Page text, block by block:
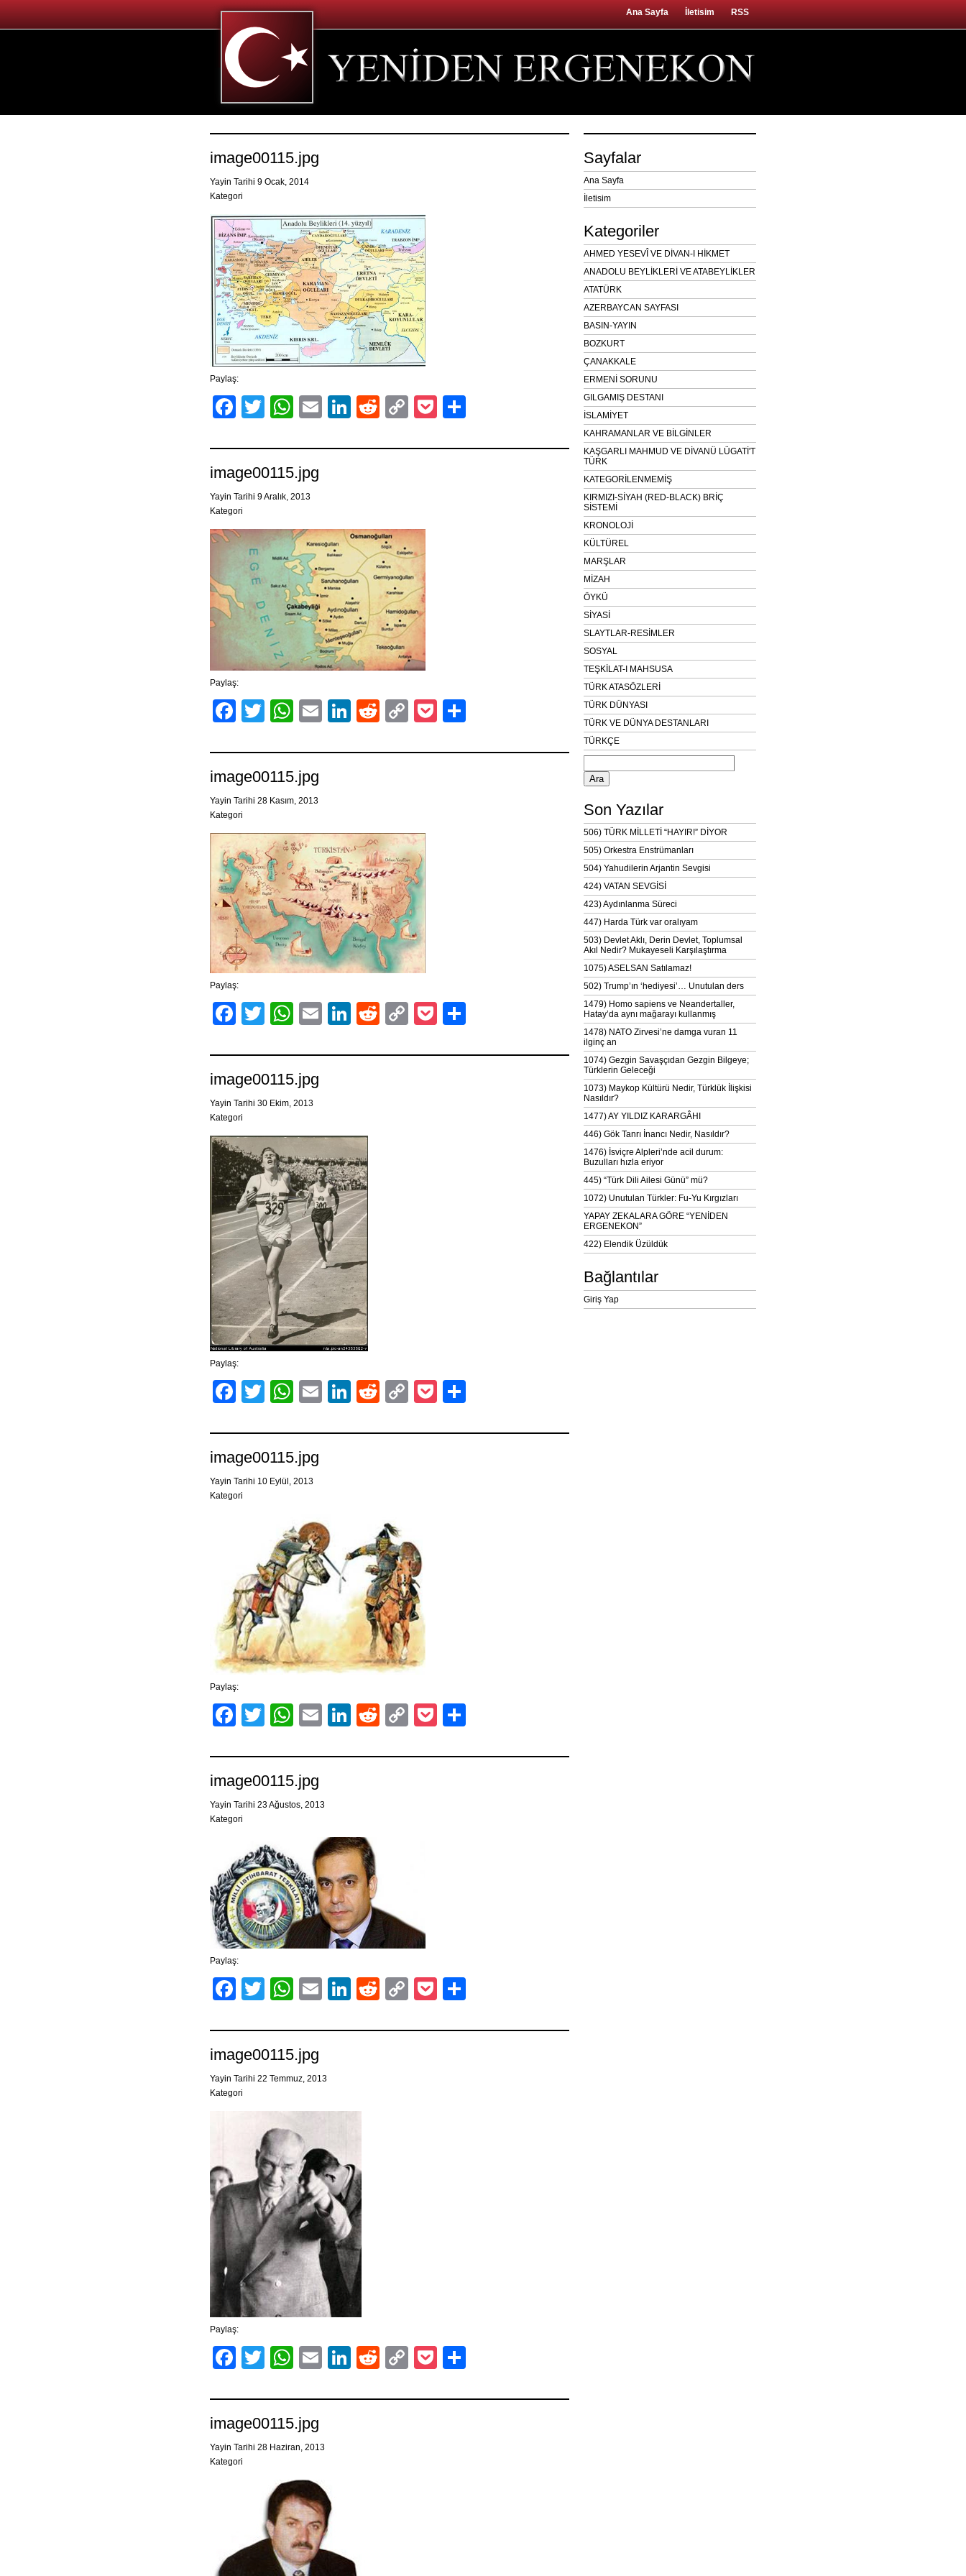
Ana Sayfa İletisim RSS
image00115.jpg
Yayin Tarihi 9 Ocak, 2014
Kategori
Paylaş:
Facebook
TwitterWhatsApp
EmailLinkedIn
RedditCopyPocket
image00115.jpg
Yayin Tarihi 9 Aralık, 2013
Kategori
Paylaş:
Facebook
TwitterWhatsApp
EmailLinkedIn
RedditCopyPocket
image00115.jpg
Yayin Tarihi 28 Kasım, 2013
Kategori
Paylaş:
Facebook
TwitterWhatsApp
EmailLinkedIn
RedditCopyPocket
image00115.jpg
Yayin Tarihi 30 Ekim, 2013
Kategori
Paylaş:
Facebook
TwitterWhatsApp
EmailLinkedIn
RedditCopyPocket
image00115.jpg
Yayin Tarihi 10 Eylül, 2013
Kategori
Paylaş:
Facebook
TwitterWhatsApp
EmailLinkedIn
RedditCopyPocket
image00115.jpg
Yayin Tarihi 23 Ağustos, 2013
Kategori
Paylaş:
Facebook
TwitterWhatsApp
EmailLinkedIn
RedditCopyPocket
image00115.jpg
Yayin Tarihi 22 Temmuz, 2013
Kategori
Paylaş:
Facebook
TwitterWhatsApp
EmailLinkedIn
RedditCopyPocket
image00115.jpg
Yayin Tarihi 28 Haziran, 2013
Kategori
Sayfalar
Ana Sayfa
İletisim
Kategoriler
AHMED YESEVÎ VE DİVAN-I HİKMET
ANADOLU BEYLİKLERİ VE ATABEYLİKLER
ATATÜRK
AZERBAYCAN SAYFASI
BASIN-YAYIN
BOZKURT
ÇANAKKALE
ERMENİ SORUNU
GILGAMIŞ DESTANI
İSLAMİYET
KAHRAMANLAR VE BİLGİNLER
KAŞGARLI MAHMUD VE DİVANÜ LÜGATİ'T
TÜRK
KATEGORİLENMEMİŞ
KIRMIZI-SİYAH (RED-BLACK) BRİÇ
SİSTEMİ
KRONOLOJİ
KÜLTÜREL
MARŞLAR
MİZAH
ÖYKÜ
SİYASİ
SLAYTLAR-RESİMLER
SOSYAL
TEŞKİLAT-I MAHSUSA
TÜRK ATASÖZLERİ
TÜRK DÜNYASI
TÜRK VE DÜNYA DESTANLARI
TÜRKÇE
Arama:
Son Yazılar
506) TÜRK MİLLETİ “HAYIR!” DİYOR
505) Orkestra Enstrümanları
504) Yahudilerin Arjantin Sevgisi
424) VATAN SEVGİSİ
423) Aydınlanma Süreci
447) Harda Türk var oralıyam
503) Devlet Aklı, Derin Devlet, Toplumsal
Akıl Nedir? Mukayeseli Karşılaştırma
1075) ASELSAN Satılamaz!
502) Trump’ın ‘hediyesi’… Unutulan ders
1479) Homo sapiens ve Neandertaller,
Hatay’da aynı mağarayı kullanmış
1478) NATO Zirvesi’ne damga vuran 11
ilginç an
1074) Gezgin Savaşçıdan Gezgin Bilgeye;
Türklerin Geleceği
1073) Maykop Kültürü Nedir, Türklük İlişkisi
Nasıldır?
1477) AY YILDIZ KARARGÂHI
446) Gök Tanrı İnancı Nedir, Nasıldır?
1476) İsviçre Alpleri’nde acil durum:
Buzulları hızla eriyor
445) “Türk Dili Ailesi Günü” mü?
1072) Unutulan Türkler: Fu-Yu Kırgızları
YAPAY ZEKALARA GÖRE “YENİDEN
ERGENEKON”
422) Elendik Üzüldük
Bağlantılar
Giriş Yap